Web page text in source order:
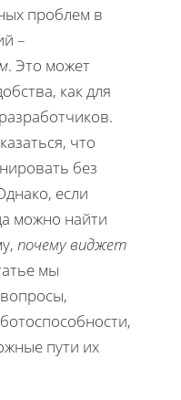
проблем в
–
. Это может
как для
что
без
если
можно найти
почему виджет
мы
пути их